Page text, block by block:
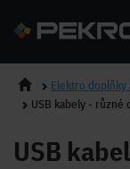
Elektro doplňky
USB kabely - různé
USB